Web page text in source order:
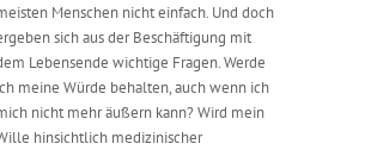
Menschen nicht einfach. Und doch
sich aus der Beschäftigung mit
Lebensende wichtige Fragen. Werde
meine Würde behalten, auch wenn ich
nicht mehr äußern kann? Wird mein
hinsichtlich medizinischer